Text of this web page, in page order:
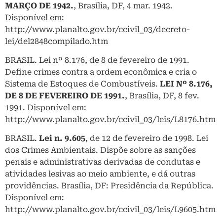
MARÇO DE 1942., Brasília, DF, 4 mar. 1942.
Disponível em:
http://www.planalto.gov.br/ccivil_03/decreto-
lei/del2848compilado.htm
BRASIL. Lei nº 8.176, de 8 de fevereiro de 1991.
Define crimes contra a ordem econômica e cria o
Sistema de Estoques de Combustíveis. LEI Nº 8.176,
DE 8 DE FEVEREIRO DE 1991., Brasília, DF, 8 fev.
1991. Disponível em:
http://www.planalto.gov.br/ccivil_03/leis/L8176.htm
BRASIL. Lei n. 9.605, de 12 de fevereiro de 1998. Lei
dos Crimes Ambientais. Dispõe sobre as sanções
penais e administrativas derivadas de condutas e
atividades lesivas ao meio ambiente, e dá outras
providências. Brasília, DF: Presidência da República.
Disponível em:
http://www.planalto.gov.br/ccivil_03/leis/L9605.htm